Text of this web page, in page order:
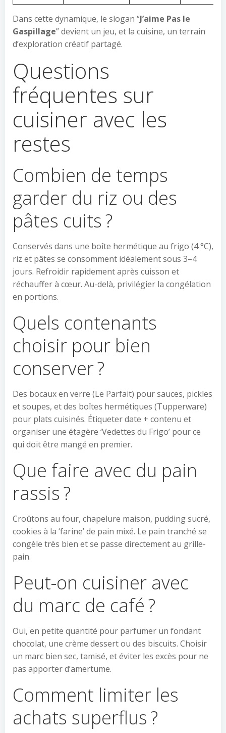
Dans cette dynamique, le slogan “J’aime Pas le
Gaspillage” devient un jeu, et la cuisine, un terrain
d’exploration créatif partagé.
Questions
fréquentes sur
cuisiner avec les
restes
Combien de temps
garder du riz ou des
pâtes cuits ?
Conservés dans une boîte hermétique au frigo (4 °C),
riz et pâtes se consomment idéalement sous 3–4
jours. Refroidir rapidement après cuisson et
réchauffer à cœur. Au-delà, privilégier la congélation
en portions.
Quels contenants
choisir pour bien
conserver ?
Des bocaux en verre (Le Parfait) pour sauces, pickles
et soupes, et des boîtes hermétiques (Tupperware)
pour plats cuisinés. Étiqueter date + contenu et
organiser une étagère ‘Vedettes du Frigo’ pour ce
qui doit être mangé en premier.
Que faire avec du pain
rassis ?
Croûtons au four, chapelure maison, pudding sucré,
cookies à la ‘farine’ de pain mixé. Le pain tranché se
congèle très bien et se passe directement au grille-
pain.
Peut-on cuisiner avec
du marc de café ?
Oui, en petite quantité pour parfumer un fondant
chocolat, une crème dessert ou des biscuits. Choisir
un marc bien sec, tamisé, et éviter les excès pour ne
pas apporter d’amertume.
Comment limiter les
achats superflus ?